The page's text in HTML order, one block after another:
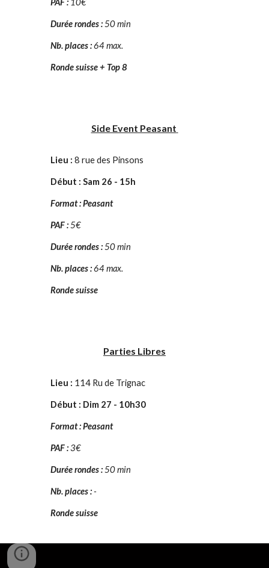
PAF : 10€
Durée rondes :50 min
Nb. places :64 max.
Ronde suisse + Top 8
Side Event Peasant
Lieu :8 rue des Pinsons
Début : Sam 26 - 15h
Format : Peasant
PAF :5€
Durée rondes :50 min
Nb. places :64 max.
Ronde suisse
Parties Libres
Lieu : 114 Ru de Trignac
Début : Dim 27 - 10h30
Format : Peasant
PAF :3€
Durée rondes :50 min
Nb. places :-
Ronde suisse